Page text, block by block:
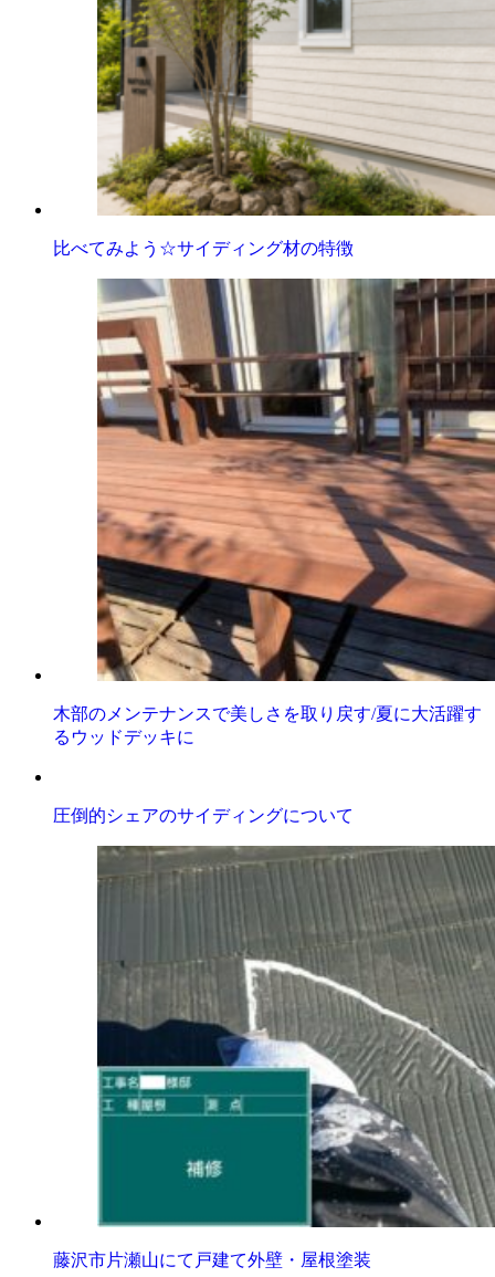
比べてみよう☆サイディング材の特徴
木部のメンテナンスで美しさを取り戻す/夏に大活躍す
るウッドデッキに
圧倒的シェアのサイディングについて
藤沢市片瀬山にて戸建て外壁・屋根塗装